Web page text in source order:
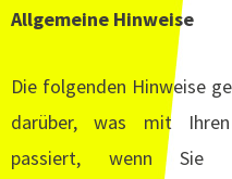
Allgemeine Hinweise
Die folgenden Hinweise
darüber, was mit Ihren
passiert, wenn Sie